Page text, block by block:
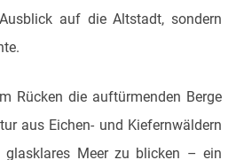
auf die Altstadt, sondern
Rücken die auftürmenden Berge
aus Eichen- und Kiefernwäldern
Meer zu blicken – ein